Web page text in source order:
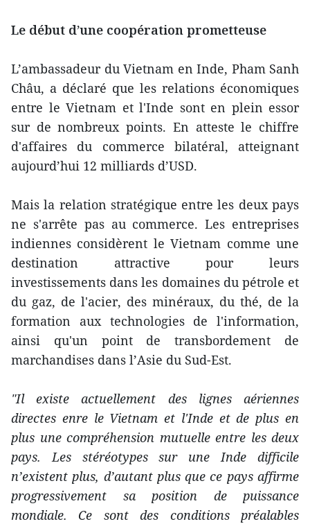
Le début d’une coopération prometteuse
L’ambassadeur du Vietnam en Inde, Pham Sanh
Châu, a déclaré que les relations économiques
entre le Vietnam et l'Inde sont en plein essor
sur de nombreux points. En atteste le chiffre
d'affaires du commerce bilatéral, atteignant
aujourd’hui 12 milliards d’USD.
Mais la relation stratégique entre les deux pays
ne s'arrête pas au commerce. Les entreprises
indiennes considèrent le Vietnam comme une
destination attractive pour leurs
investissements dans les domaines du pétrole et
du gaz, de l'acier, des minéraux, du thé, de la
formation aux technologies de l'information,
ainsi qu'un point de transbordement de
marchandises dans l’Asie du Sud-Est.
"Il existe actuellement des lignes aériennes
directes enre le Vietnam et l'Inde et de plus en
plus une compréhension mutuelle entre les deux
pays. Les stéréotypes sur une Inde difficile
n’existent plus, d’autant plus que ce pays affirme
progressivement sa position de puissance
mondiale. Ce sont des conditions préalables